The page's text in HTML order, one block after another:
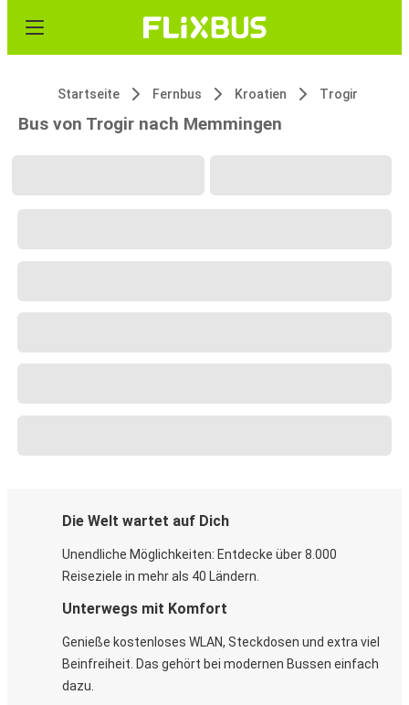
Startseite Fernbus Kroatien Trogir
Bus von Trogir nach Memmingen
Die Welt wartet auf Dich
Unendliche Möglichkeiten: Entdecke über 8.000
Reiseziele in mehr als 40 Ländern.
Unterwegs mit Komfort
Genieße kostenloses WLAN, Steckdosen und extra viel
Beinfreiheit. Das gehört bei modernen Bussen einfach
dazu.